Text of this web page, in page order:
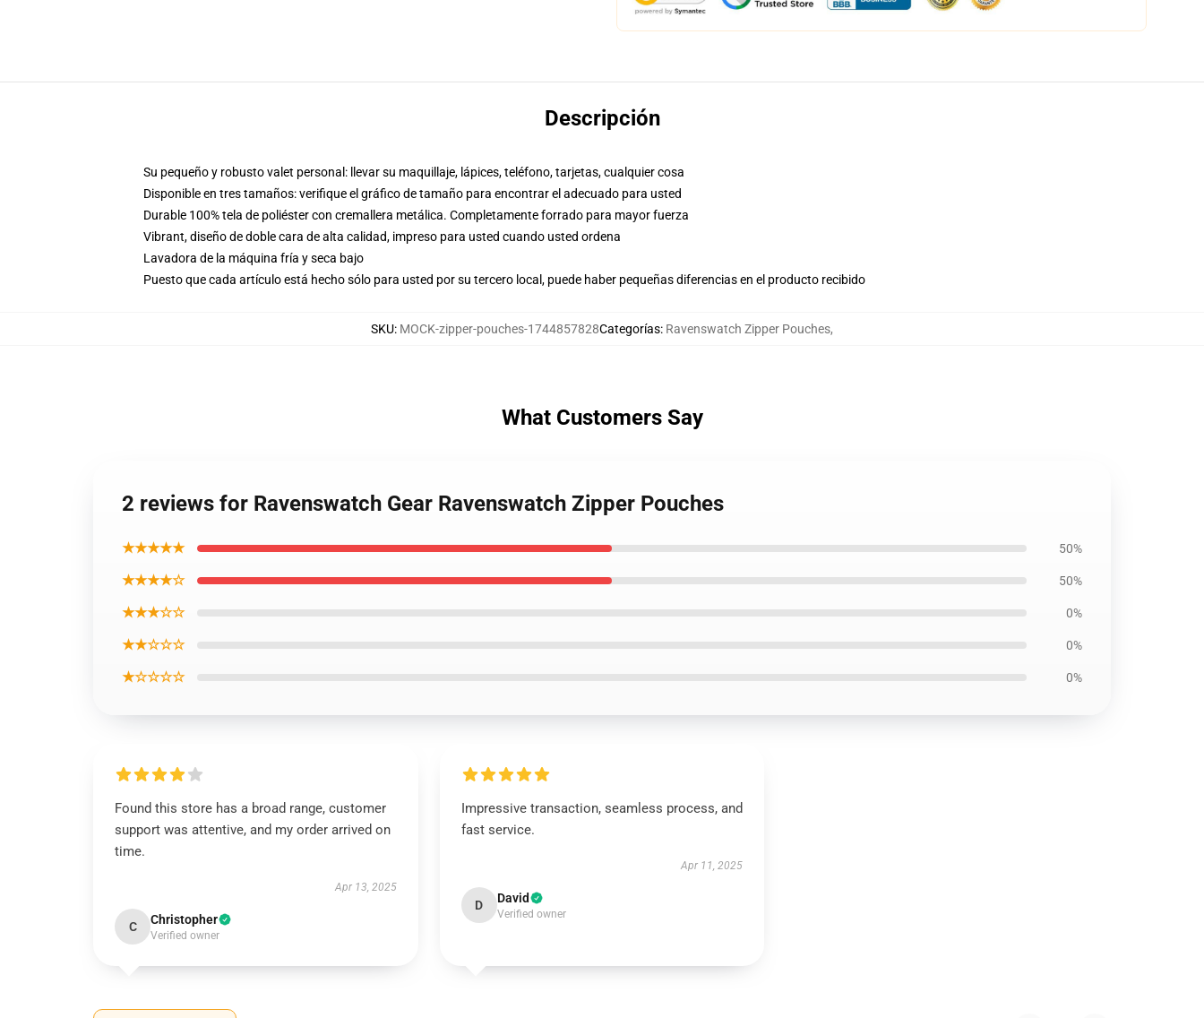
Descripción
Su pequeño y robusto valet personal: llevar su maquillaje, lápices, teléfono, tarjetas, cualquier cosa
Disponible en tres tamaños: verifique el gráfico de tamaño para encontrar el adecuado para usted
Durable 100% tela de poliéster con cremallera metálica. Completamente forrado para mayor fuerza
Vibrant, diseño de doble cara de alta calidad, impreso para usted cuando usted ordena
Lavadora de la máquina fría y seca bajo
Puesto que cada artículo está hecho sólo para usted por su tercero local, puede haber pequeñas diferencias en el producto recibido
SKU: MOCK-zipper-pouches-1744857828Categorías: Ravenswatch Zipper Pouches,
What Customers Say
2 reviews for Ravenswatch Gear Ravenswatch Zipper Pouches
★★★★★ 50%
★★★★☆ 50%
★★★☆☆ 0%
★★☆☆☆ 0%
★☆☆☆☆ 0%
Found this store has a broad range, customer
support was attentive, and my order arrived on
time.
Apr 13, 2025
C Christopher
Verified owner
Impressive transaction, seamless process, and
fast service.
Apr 11, 2025
D David
Verified owner